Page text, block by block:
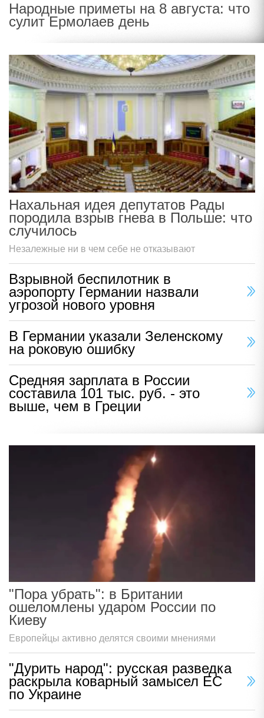
Народные приметы на 8 августа: что
сулит Ермолаев день
Нахальная идея депутатов Рады
породила взрыв гнева в Польше: что
случилось
Незалежные ни в чем себе не отказывают
Взрывной беспилотник в
аэропорту Германии назвали
угрозой нового уровня
В Германии указали Зеленскому
на роковую ошибку
Средняя зарплата в России
составила 101 тыс. руб. - это
выше, чем в Греции
"Пора убрать": в Британии
ошеломлены ударом России по
Киеву
Европейцы активно делятся своими мнениями
"Дурить народ": русская разведка
раскрыла коварный замысел ЕС
по Украине